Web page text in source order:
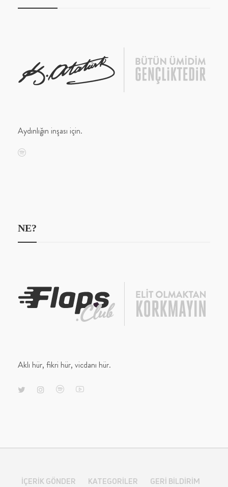
Aydınlığın inşası için.
NE?
Aklı hür, fikri hür, vicdanı hür.
İÇERIK GÖNDER KATEGORILER GERI BILDIRIM